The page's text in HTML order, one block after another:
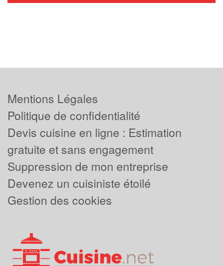
Mentions Légales
Politique de confidentialité
Devis cuisine en ligne : Estimation
gratuite et sans engagement
Suppression de mon entreprise
Devenez un cuisiniste étoilé
Gestion des cookies